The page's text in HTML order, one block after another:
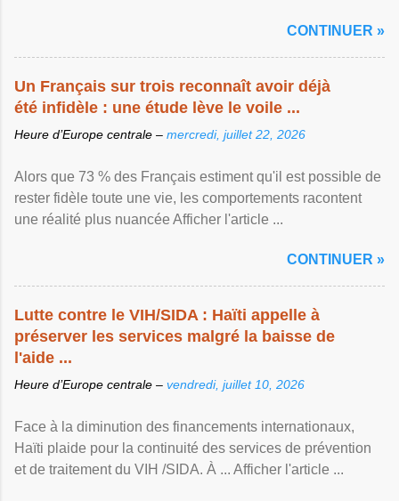
CONTINUER »
Un Français sur trois reconnaît avoir déjà
été infidèle : une étude lève le voile ...
Heure d’Europe centrale – mercredi, juillet 22, 2026
Alors que 73 % des Français estiment qu'il est possible de
rester fidèle toute une vie, les comportements racontent
une réalité plus nuancée Afficher l'article ...
CONTINUER »
Lutte contre le VIH/SIDA : Haïti appelle à
préserver les services malgré la baisse de
l'aide ...
Heure d’Europe centrale – vendredi, juillet 10, 2026
Face à la diminution des financements internationaux,
Haïti plaide pour la continuité des services de prévention
et de traitement du VIH /SIDA. À ... Afficher l'article ...